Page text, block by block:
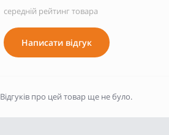
середній рейтинг товара
Написати відгук
Відгуків про цей товар ще не було.